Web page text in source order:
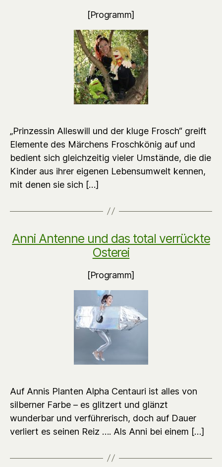
[Programm]
„Prinzessin Alleswill und der kluge Frosch“ greift
Elemente des Märchens Froschkönig auf und
bedient sich gleichzeitig vieler Umstände, die die
Kinder aus ihrer eigenen Lebensumwelt kennen,
mit denen sie sich […]
Anni Antenne und das total verrückte
Osterei
[Programm]
Auf Annis Planten Alpha Centauri ist alles von
silberner Farbe – es glitzert und glänzt
wunderbar und verführerisch, doch auf Dauer
verliert es seinen Reiz …. Als Anni bei einem […]